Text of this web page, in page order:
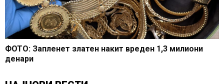
ФОТО: Запленет златен накит вреден 1,3 милиони
денари